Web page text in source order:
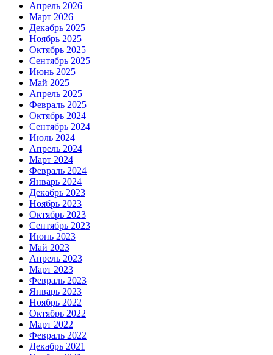
Апрель 2026
Март 2026
Декабрь 2025
Ноябрь 2025
Октябрь 2025
Сентябрь 2025
Июнь 2025
Май 2025
Апрель 2025
Февраль 2025
Октябрь 2024
Сентябрь 2024
Июль 2024
Апрель 2024
Март 2024
Февраль 2024
Январь 2024
Декабрь 2023
Ноябрь 2023
Октябрь 2023
Сентябрь 2023
Июнь 2023
Май 2023
Апрель 2023
Март 2023
Февраль 2023
Январь 2023
Ноябрь 2022
Октябрь 2022
Март 2022
Февраль 2022
Декабрь 2021